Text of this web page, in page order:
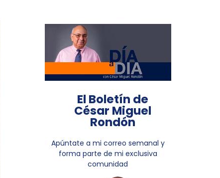
El Boletín de
César Miguel
Rondón
Apúntate a mi correo semanal y
forma parte de mi exclusiva
comunidad